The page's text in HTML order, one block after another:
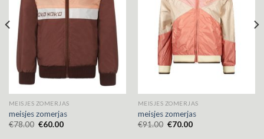
MEISJES ZOMERJAS
meisjes zomerjas
€78.00 €60.00
MEISJES ZOMERJAS
meisjes zomerjas
€91.00 €70.00